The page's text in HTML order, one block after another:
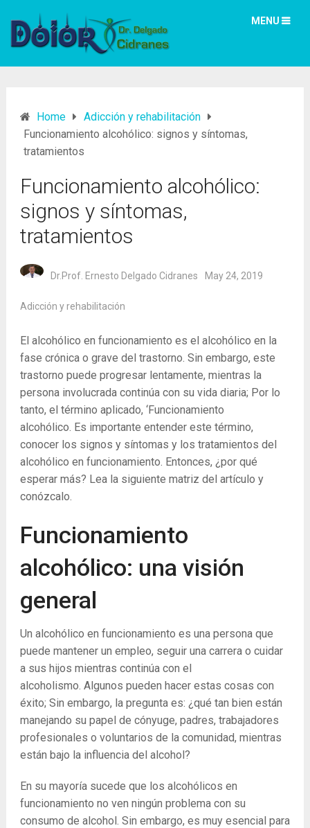
MENU
Home
Adicción y rehabilitación
Funcionamiento alcohólico: signos y síntomas,
tratamientos
Funcionamiento alcohólico:
signos y síntomas,
tratamientos
Dr.Prof. Ernesto Delgado Cidranes May 24, 2019
Adicción y rehabilitación
El alcohólico en funcionamiento es el alcohólico en la
fase crónica o grave del trastorno. Sin embargo, este
trastorno puede progresar lentamente, mientras la
persona involucrada continúa con su vida diaria; Por lo
tanto, el término aplicado, ‘Funcionamiento
alcohólico. Es importante entender este término,
conocer los signos y síntomas y los tratamientos del
alcohólico en funcionamiento. Entonces, ¿por qué
esperar más? Lea la siguiente matriz del artículo y
conózcalo.
Funcionamiento
alcohólico: una visión
general
Un alcohólico en funcionamiento es una persona que
puede mantener un empleo, seguir una carrera o cuidar
a sus hijos mientras continúa con el
alcoholismo. Algunos pueden hacer estas cosas con
éxito; Sin embargo, la pregunta es: ¿qué tan bien están
manejando su papel de cónyuge, padres, trabajadores
profesionales o voluntarios de la comunidad, mientras
están bajo la influencia del alcohol?
En su mayoría sucede que los alcohólicos en
funcionamiento no ven ningún problema con su
consumo de alcohol. Sin embargo, es muy esencial para